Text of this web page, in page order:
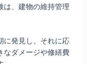
は、建物の維持管理
に発見し、それに応
なダメージや修繕費